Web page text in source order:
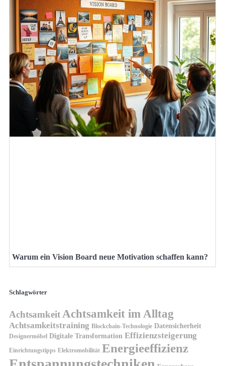
Warum ein Vision Board neue Motivation schaffen kann?
Schlagwörter
Achtsamkeit Achtsamkeit im Alltag
Achtsamkeitstraining Blockchain-Technologie Datensicherheit
Designermöbel Digitale Transformation Effizienzsteigerung
Einrichtungstipps Elektromobilität Energieeffizienz